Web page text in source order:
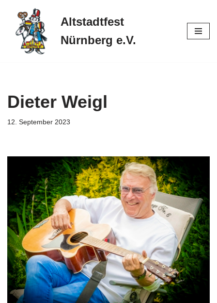
Zum
Inhalt
springen
Altstadtfest
Nürnberg e.V.
Dieter Weigl
12. September 2023